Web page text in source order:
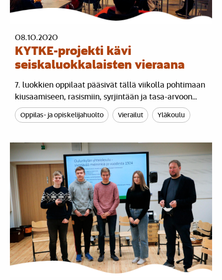
08.10.2020
KYTKE-projekti kävi
seiskaluokkalaisten vieraana
7. luokkien oppilaat pääsivät tällä viikolla pohtimaan
kiusaamiseen, rasismiin, syrjintään ja tasa-arvoon…
Oppilas- ja opiskelijahuolto Vierailut Yläkoulu